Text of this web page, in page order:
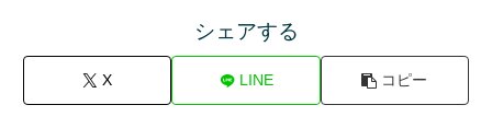
シェアする
X LINE コピー